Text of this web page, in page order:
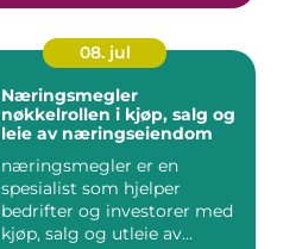
08. jul
Næringsmegler
nøkkelrollen i kjøp, salg og
leie av næringseiendom
næringsmegler er en
spesialist som hjelper
bedrifter og investorer med
kjøp, salg og utleie av